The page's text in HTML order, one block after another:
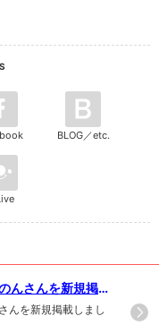
BLOG／etc.
んさんを新規掲載
んを新規掲載しまし